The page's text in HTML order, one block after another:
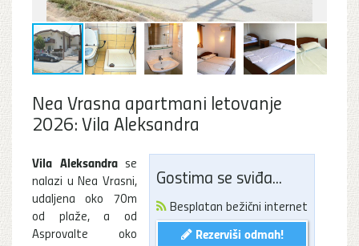
Nea Vrasna apartmani letovanje
2026: Vila Aleksandra
Gostima se sviđa...
Besplatan bežični internet
Rezerviši odmah!
Vila Aleksandrase
nalazi u Nea Vrasni,
udaljena oko 70m
od plaže, a od
Asprovalte oko